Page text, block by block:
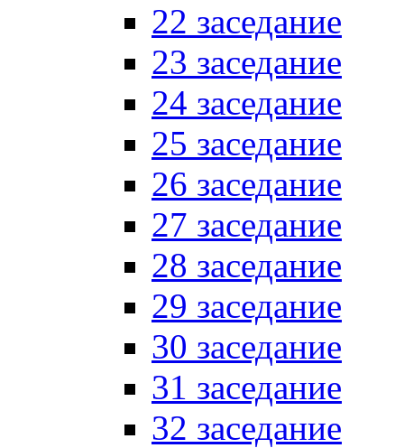
22 заседание
23 заседание
24 заседание
25 заседание
26 заседание
27 заседание
28 заседание
29 заседание
30 заседание
31 заседание
32 заседание